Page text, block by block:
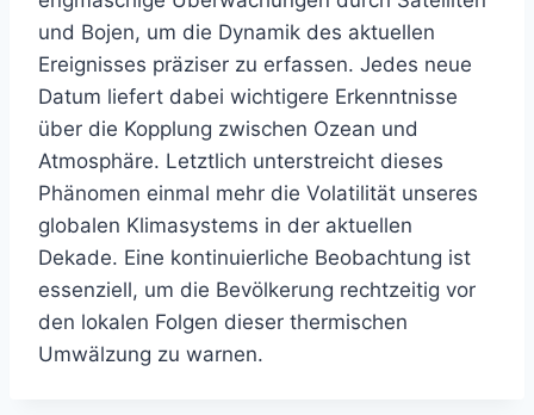
und Bojen, um die Dynamik des aktuellen
Ereignisses präziser zu erfassen. Jedes neue
Datum liefert dabei wichtigere Erkenntnisse
über die Kopplung zwischen Ozean und
Atmosphäre. Letztlich unterstreicht dieses
Phänomen einmal mehr die Volatilität unseres
globalen Klimasystems in der aktuellen
Dekade. Eine kontinuierliche Beobachtung ist
essenziell, um die Bevölkerung rechtzeitig vor
den lokalen Folgen dieser thermischen
Umwälzung zu warnen.